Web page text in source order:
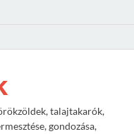
talajtakarók,
gondozása,